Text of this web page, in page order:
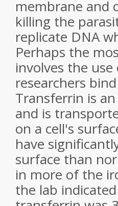
membrane and
killing the
replicate DNA
Perhaps the
involves the
researchers
Transferrin is
and is
on a cell's
have
surface than
in more of the
the lab